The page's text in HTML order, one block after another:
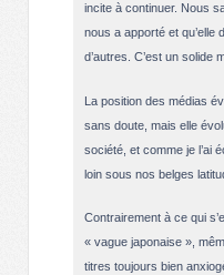
incite à continuer. Nous
nous a apporté et qu’elle
d’autres. C’est un solide
La position des médias
sans doute, mais elle
société, et comme je l’ai
loin sous nos belges
Contrairement à ce qui
« vague japonaise »,
titres toujours bien